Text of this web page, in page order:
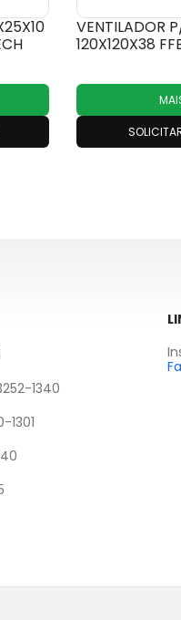
VENTILADOR
120X120X38
1340
1301